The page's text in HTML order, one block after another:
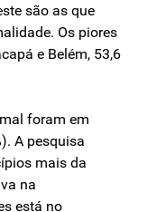
são as que
Os piores
e Belém, 53,6
foram em
A pesquisa
mais da
na
está no